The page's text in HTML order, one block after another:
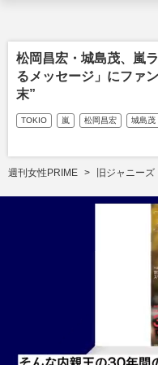
松岡昌宏・城島茂、嵐
るメッセージ」にファ
末”
TOKIO 嵐 松岡昌宏 城島茂
週刊女性PRIME 旧ジャニーズ